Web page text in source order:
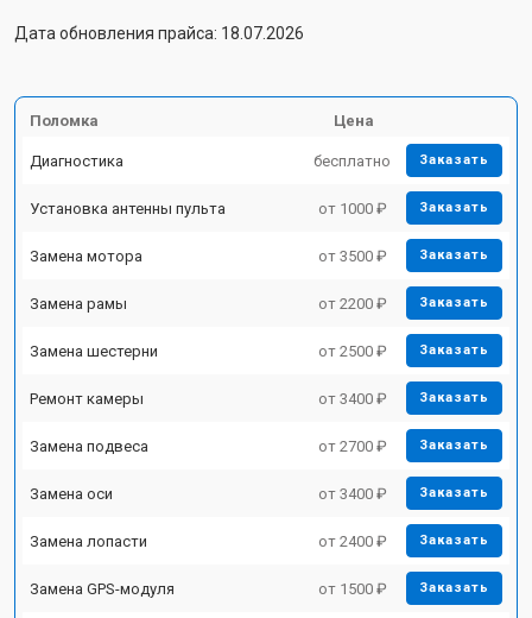
Дата обновления прайса: 18.07.2026
Поломка Цена
Диагностика бесплатно Заказать
Установка антенны пульта от 1000 ₽ Заказать
Замена мотора от 3500 ₽ Заказать
Замена рамы от 2200 ₽ Заказать
Замена шестерни от 2500 ₽ Заказать
Ремонт камеры от 3400 ₽ Заказать
Замена подвеса от 2700 ₽ Заказать
Замена оси от 3400 ₽ Заказать
Замена лопасти от 2400 ₽ Заказать
Замена GPS-модуля от 1500 ₽ Заказать